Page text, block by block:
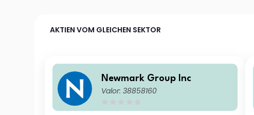
AKTIEN VOM GLEICHEN SEKTOR
Newmark Group Inc
Valor: 38858160